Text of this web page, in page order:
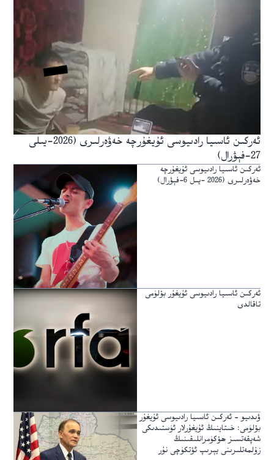
ئەركىن ئاسىيا رادىيوسى ئۇيغۇرچە خەۋەرلىرى (2026-يىلى
27-فېۋرال)
ئەركىن ئاسىيا رادىيوسى ئۇيغۇرچە
خەۋەرلىرى (2026 -يىل 6-فېۋرال)
ئەركىن ئاسىيا رادىيوسى ئۇيغۇر بۆلۈمى
تاقالدى
ۋىدىيو – ئەركىن ئاسىيا رادىيوسى ئۇيغۇر
بۆلۈمى: خىتاينىڭ ئۇيغۇرلار ئۈستىدىكى
شەپقەتسىز ھۆكۈمرانلىقىنىڭ
زۇلمەتلىرىنى يېرىپ ئۆتكۈچى نۇر